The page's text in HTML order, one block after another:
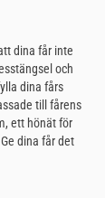
dina får inte
och
dina fårs
till fårens
ett hönät för
dina får det